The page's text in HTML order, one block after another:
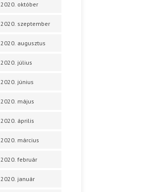
2020. október
2020. szeptember
2020. augusztus
2020. július
2020. június
2020. május
2020. április
2020. március
2020. február
2020. január